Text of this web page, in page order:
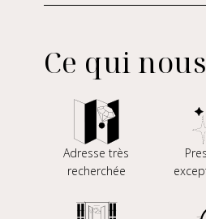
Ce qui nous
Adresse très
recherchée